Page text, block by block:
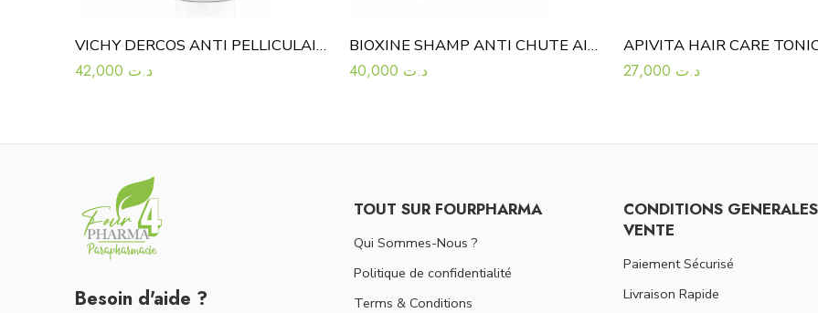
VICHY DERCOS ANTI PELLICULAIRE SHAMPOOING TRAITANT CHEVEUX NORMAUX A GRAS
د.ت
BIOXINE SHAMP ANTI CHUTE AIL NOIR FL300
د.ت
د.ت
Besoin d'aide ?
TOUT SUR FOURPHARMA
Qui Sommes-Nous ?
Politique de confidentialité
Terms & Conditions
CONDITIONS
VENTE
Paiement Sécurisé
Livraison Rapide